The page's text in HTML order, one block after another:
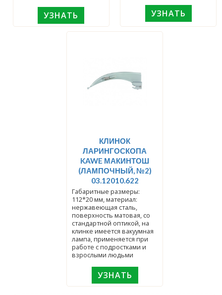
УЗНАТЬ УЗНАТЬ
КЛИНОК
ЛАРИНГОСКОПА
KAWE МАКИНТОШ
(ЛАМПОЧНЫЙ, №2)
03.12010.622
Габаритные размеры:
112*20 мм, материал:
нержавеющая сталь,
поверхность матовая, со
стандартной оптикой, на
клинке имеется вакуумная
лампа, применяется при
работе с подростками и
взрослыми людьми
УЗНАТЬ